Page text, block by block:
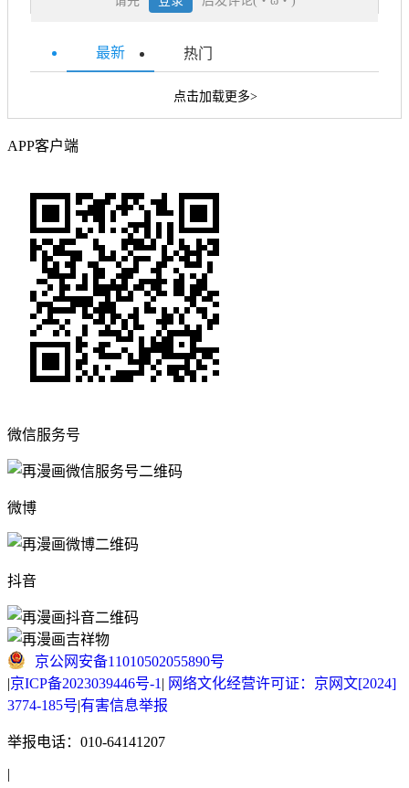
最新 热门
点击加载更多>
APP客户端
微信服务号
微博
抖音
京公网安备11010502055890号
|京ICP备2023039446号-1 | 网络文化经营许可证：京网文[2024]
3774-185号|有害信息举报
举报电话：010-64141207
|